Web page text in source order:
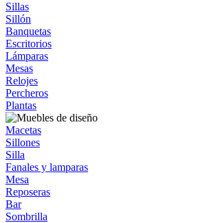
Sillas
Sillón
Banquetas
Escritorios
Lámparas
Mesas
Relojes
Percheros
Plantas
Macetas
Sillones
Silla
Fanales y lamparas
Mesa
Reposeras
Bar
Sombrilla